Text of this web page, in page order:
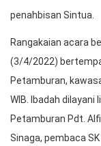
penahbisan Sintua.
Rangakaian acara
(3/4/2022)
Petamburan,
WIB. Ibadah dilayani
Petamburan Pdt.
Sinaga, pembaca